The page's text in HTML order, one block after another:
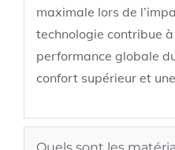
maximale lors de
technologie contribue
performance globale
confort supérieur et